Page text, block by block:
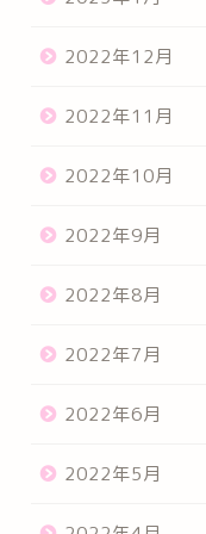
2022年12月
2022年11月
2022年10月
2022年9月
2022年8月
2022年7月
2022年6月
2022年5月